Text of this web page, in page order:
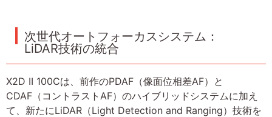
次世代オートフォーカスシステム：
LiDAR技術の統合
X2D II 100Cは、前作のPDAF（像面位相差AF）と
CDAF（コントラストAF）のハイブリッドシステムに加え
て、新たにLiDAR（Light Detection and Ranging）技術を